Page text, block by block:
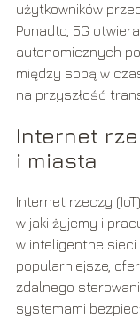
użytkowników
Ponadto, 5G
autonomicznych
między sobą w
na przyszłość
Internet
i miasta
Internet rzeczy
w jaki żyjemy i
w inteligentne
popularniejsze,
zdalnego
systemami